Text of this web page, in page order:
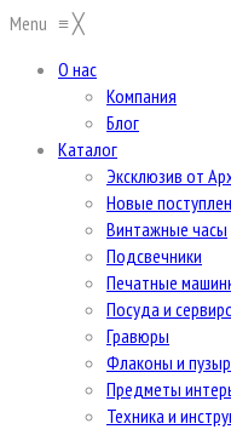
Menu ≡╳
О нас
Компания
Блог
Каталог
Эксклюзив от
Новые
Винтажные часы
Подсвечники
Печатные
Посуда и
Гравюры
Флаконы и
Предметы
Техника и